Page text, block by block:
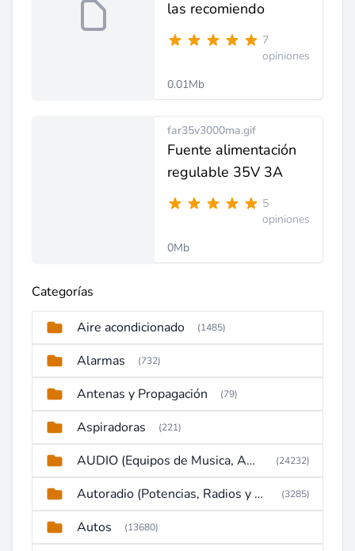
las recomiendo
7
opiniones
0.01Mb
far35v3000ma.gif
Fuente alimentación
regulable 35V 3A
5
opiniones
0Mb
Categorías
Aire acondicionado (1485)
Alarmas (732)
Antenas y Propagación (79)
Aspiradoras (221)
AUDIO (Equipos de Musica, Amplificadores, Reproductores, Etc) (24232)
Autoradio (Potencias, Radios y DVD) (3285)
Autos (13680)